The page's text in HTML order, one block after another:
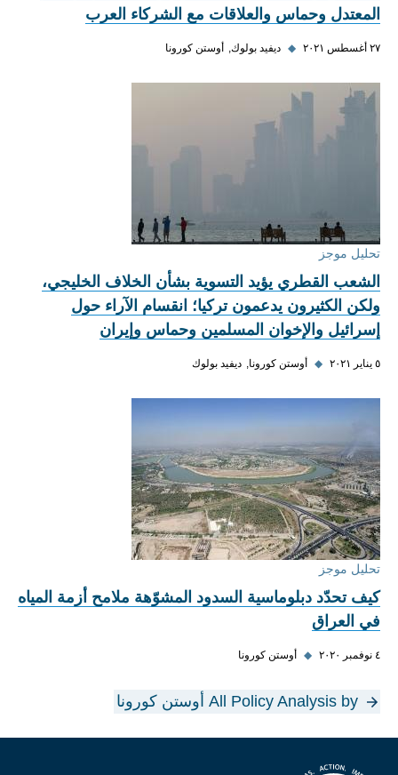
المعتدل وحماس والعلاقات مع الشركاء العرب
٢٧ أغسطس ٢٠٢١ ◆ ديفيد بولوك أوستن كورونا
تحليل موجز
الشعب القطري يؤيد التسوية بشأن الخلاف الخليجي،
ولكن الكثيرون يدعمون تركيا؛ انقسام الآراء حول
إسرائيل والإخوان المسلمين وحماس وإيران
٥ يناير ٢٠٢١ ◆ أوستن كورونا ديفيد بولوك
تحليل موجز
كيف تحدّد دبلوماسية السدود المشوّهة ملامح أزمة المياه
في العراق
٤ نوفمبر ٢٠٢٠ ◆ أوستن كورونا
All Policy Analysis by أوستن كورونا